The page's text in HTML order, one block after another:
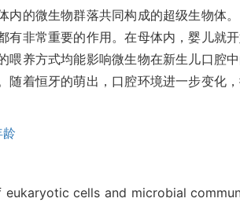
内的微生物群落共同构成的超级生物体
有非常重要的作用。在母体内，婴儿就
喂养方式均能影响微生物在新生儿口腔
随着恒牙的萌出，口腔环境进一步变化
龄
cells and microbial